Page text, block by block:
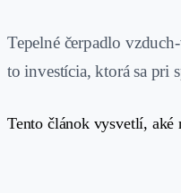
Tepelné čerpadlo
to investícia, ktorá sa pri
Tento článok vysvetlí, aké